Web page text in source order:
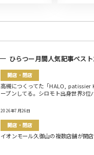
ひらつー月間人気記事ベス
開店・閉店
高槻につくってた「HALO, patissier
ープンしてる。シロモト出身世界3位
2026年7月26日
開店・閉店
イオンモール久御山の複数店舗が開